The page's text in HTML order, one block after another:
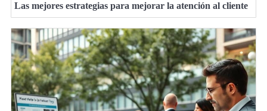
Las mejores estrategias para mejorar la atención al cliente